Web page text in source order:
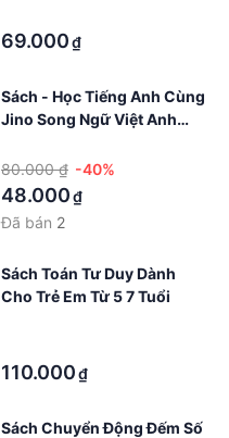
69.000₫
Sách - Học Tiếng Anh Cùng
Jino Song Ngữ Việt Anh
Tuổi
80.000 ₫ -40%
48.000₫
Đã bán 2
Sách Toán Tư Duy Dành
Cho Trẻ Em Từ 5 7 Tuổi
110.000₫
Sách Chuyển Động Đếm Số